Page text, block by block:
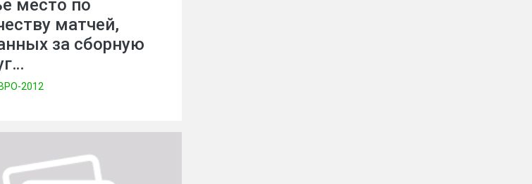
место по
матчей,
за сборную
2012